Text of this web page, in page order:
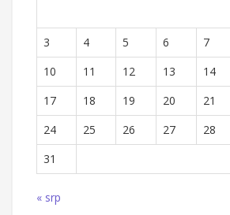
3
4 5 6 7
10
11 12 13 14
17
18 19 20 21
24
25 26 27 28
31
« srp